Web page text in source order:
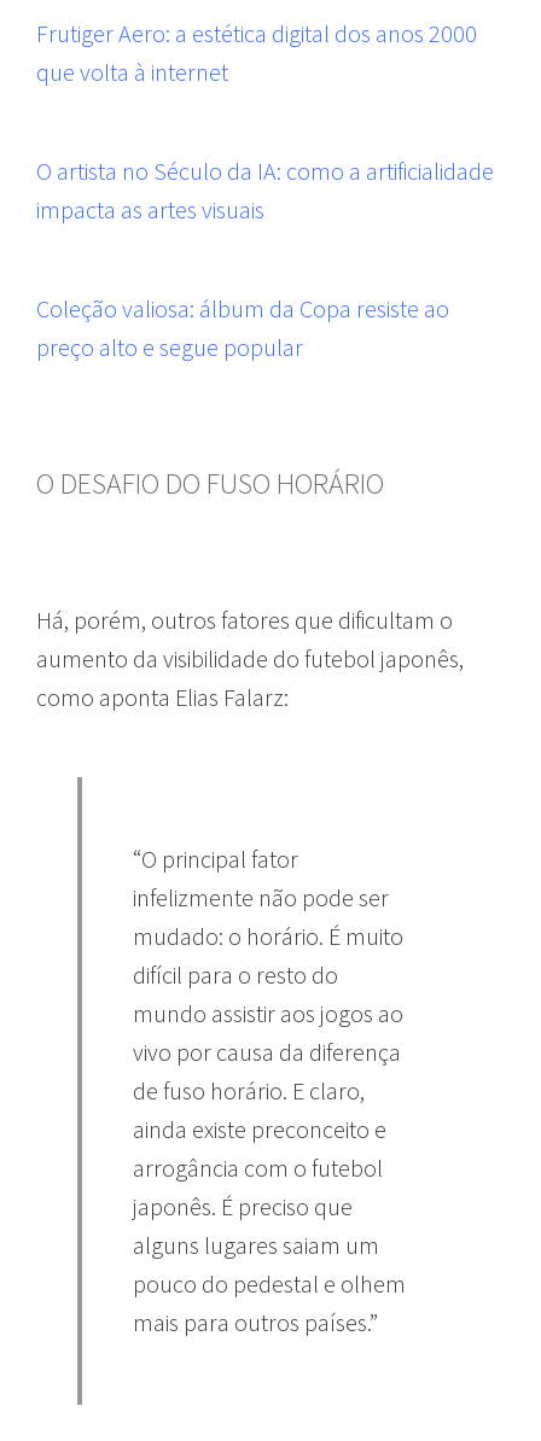
Frutiger Aero: a estética digital dos anos 2000
que volta à internet
O artista no Século da IA: como a artificialidade
impacta as artes visuais
Coleção valiosa: álbum da Copa resiste ao
preço alto e segue popular
O DESAFIO DO FUSO HORÁRIO
Há, porém, outros fatores que dificultam o
aumento da visibilidade do futebol japonês,
como aponta Elias Falarz:
“O principal fator
infelizmente não pode ser
mudado: o horário. É muito
difícil para o resto do
mundo assistir aos jogos ao
vivo por causa da diferença
de fuso horário. E claro,
ainda existe preconceito e
arrogância com o futebol
japonês. É preciso que
alguns lugares saiam um
pouco do pedestal e olhem
mais para outros países.”